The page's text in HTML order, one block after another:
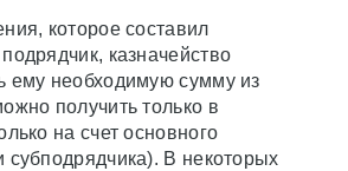
которое составил
казначейство
ему необходимую сумму из
получить только в
на счет основного
субподрядчика). В некоторых